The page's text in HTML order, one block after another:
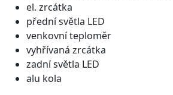
el. zrcátka
přední světla LED
venkovní teploměr
vyhřívaná zrcátka
zadní světla LED
alu kola